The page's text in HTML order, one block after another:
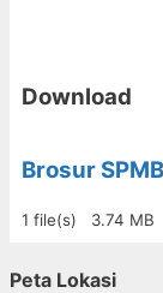
Download
Brosur
1 file(s) 3.74 MB
Peta Lokasi